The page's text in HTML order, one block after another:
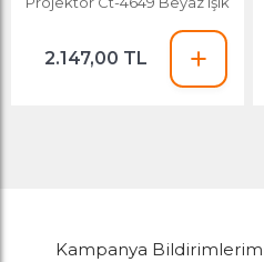
2.147,00 TL
Kampanya